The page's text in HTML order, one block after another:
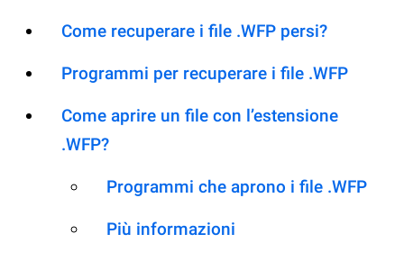
Come recuperare i file .WFP persi?
Programmi per recuperare i file .WFP
Come aprire un file con l’estensione
.WFP?
Programmi che aprono i file .WFP
Più informazioni